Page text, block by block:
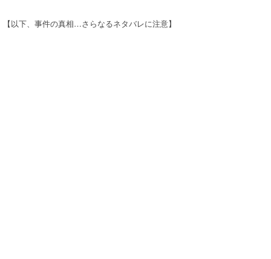
【以下、事件の真相…さらなるネタバレに注意】